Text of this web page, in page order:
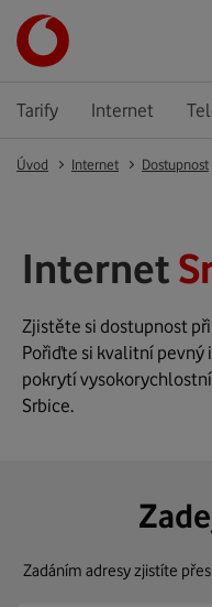
Tarify Internet
Úvod Internet Dostupnost
Internet
Zjistěte si dostupnost
Pořiďte si kvalitní pevný
pokrytí
Srbice.
Zadáním adresy zjistíte